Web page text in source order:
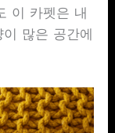
이 카펫은 내
많은 공간에